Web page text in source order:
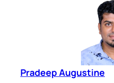
Pradeep Augustine